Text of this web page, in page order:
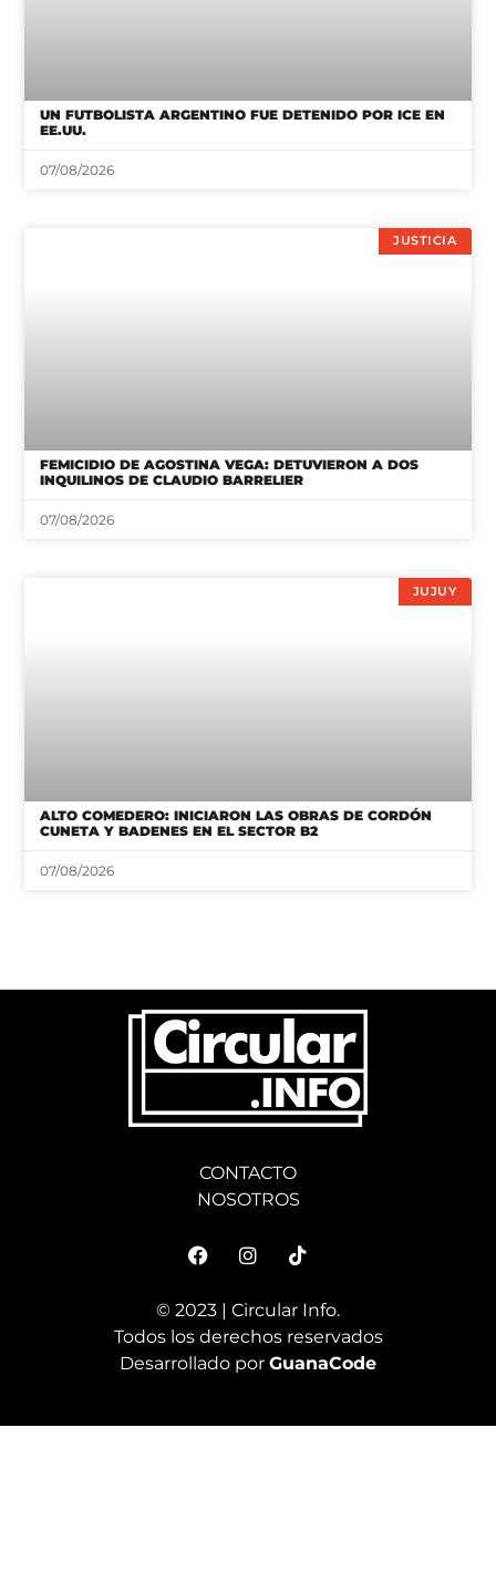
UN FUTBOLISTA ARGENTINO FUE DETENIDO POR ICE EN
EE.UU.
07/08/2026
JUSTICIA
FEMICIDIO DE AGOSTINA VEGA: DETUVIERON A DOS
INQUILINOS DE CLAUDIO BARRELIER
07/08/2026
JUJUY
ALTO COMEDERO: INICIARON LAS OBRAS DE CORDÓN
CUNETA Y BADENES EN EL SECTOR B2
07/08/2026
CONTACTO
NOSOTROS
© 2023 | Circular Info.
Todos los derechos reservados
Desarrollado por GuanaCode